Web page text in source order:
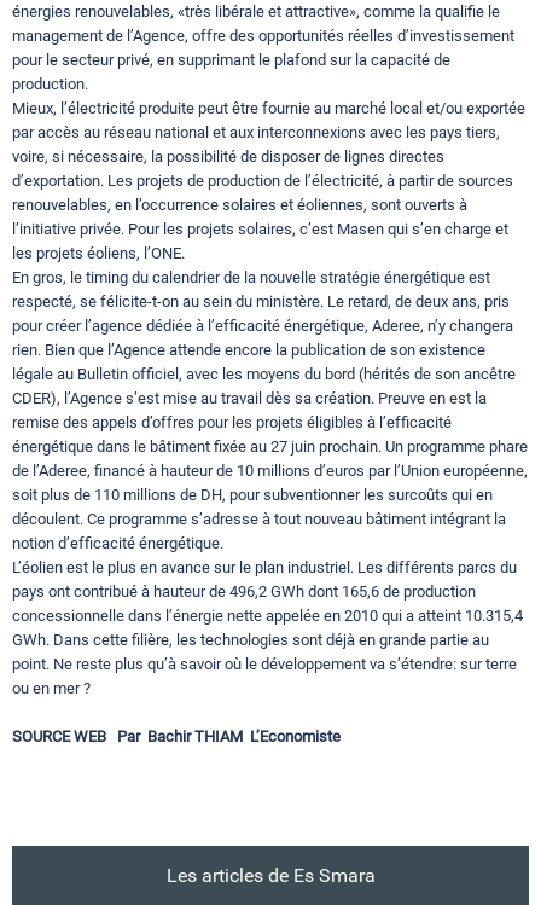
énergies renouvelables, «très libérale et attractive», comme la qualifie le
management de l’Agence, offre des opportunités réelles d’investissement
pour le secteur privé, en supprimant le plafond sur la capacité de
production.
Mieux, l’électricité produite peut être fournie au marché local et/ou exportée
par accès au réseau national et aux interconnexions avec les pays tiers,
voire, si nécessaire, la possibilité de disposer de lignes directes
d’exportation. Les projets de production de l’électricité, à partir de sources
renouvelables, en l’occurrence solaires et éoliennes, sont ouverts à
l’initiative privée. Pour les projets solaires, c’est Masen qui s’en charge et
les projets éoliens, l’ONE.
En gros, le timing du calendrier de la nouvelle stratégie énergétique est
respecté, se félicite-t-on au sein du ministère. Le retard, de deux ans, pris
pour créer l’agence dédiée à l’efficacité énergétique, Aderee, n’y changera
rien. Bien que l’Agence attende encore la publication de son existence
légale au Bulletin officiel, avec les moyens du bord (hérités de son ancêtre
CDER), l’Agence s’est mise au travail dès sa création. Preuve en est la
remise des appels d’offres pour les projets éligibles à l’efficacité
énergétique dans le bâtiment fixée au 27 juin prochain. Un programme phare
de l’Aderee, financé à hauteur de 10 millions d’euros par l’Union européenne,
soit plus de 110 millions de DH, pour subventionner les surcoûts qui en
découlent. Ce programme s’adresse à tout nouveau bâtiment intégrant la
notion d’efficacité énergétique.
L’éolien est le plus en avance sur le plan industriel. Les différents parcs du
pays ont contribué à hauteur de 496,2 GWh dont 165,6 de production
concessionnelle dans l’énergie nette appelée en 2010 qui a atteint 10.315,4
GWh. Dans cette filière, les technologies sont déjà en grande partie au
point. Ne reste plus qu’à savoir où le développement va s’étendre: sur terre
ou en mer ?
SOURCE WEB Par Bachir THIAM L’Economiste
Les articles de Es Smara